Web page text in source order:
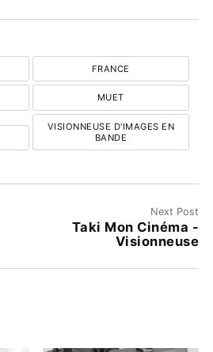
FRANCE
MUET
VISIONNEUSE D'IMAGES EN
BANDE
Next Post
Taki Mon Cinéma -
Visionneuse